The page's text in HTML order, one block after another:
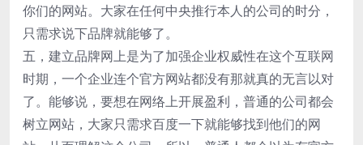
你们的网站。大家在任何中央推行本人的公司的时分，
只需求说下品牌就能够了。
五，建立品牌网上是为了加强企业权威性在这个互联网
时期，一个企业连个官方网站都没有那就真的无言以对
了。能够说，要想在网络上开展盈利，普通的公司都会
树立网站，大家只需求百度一下就能够找到他们的网